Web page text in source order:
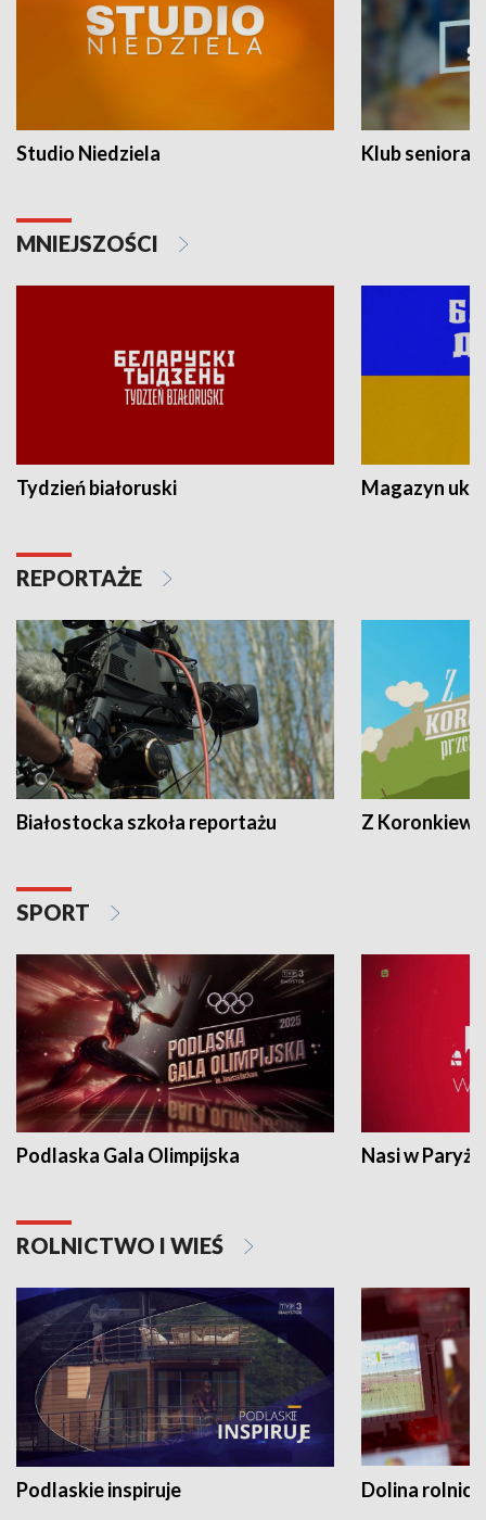
Studio Niedziela Klub seniora
MNIEJSZOŚCI
Tydzień białoruski Magazyn
REPORTAŻE
Białostocka szkoła reportażu Z
SPORT
Podlaska Gala Olimpijska Nasi w Paryżu
ROLNICTWO I WIEŚ
Podlaskie inspiruje Dolina